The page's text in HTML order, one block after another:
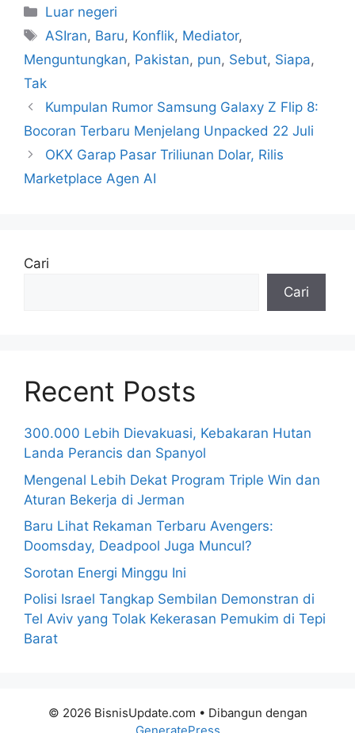
Kategori
Luar negeri
Tag
ASIran, Baru, Konflik, Mediator,
Menguntungkan, Pakistan, pun, Sebut, Siapa,
Tak
Kumpulan Rumor Samsung Galaxy Z Flip 8:
Bocoran Terbaru Menjelang Unpacked 22 Juli
OKX Garap Pasar Triliunan Dolar, Rilis
Marketplace Agen AI
Cari
Cari
Recent Posts
300.000 Lebih Dievakuasi, Kebakaran Hutan
Landa Perancis dan Spanyol
Mengenal Lebih Dekat Program Triple Win dan
Aturan Bekerja di Jerman
Baru Lihat Rekaman Terbaru Avengers:
Doomsday, Deadpool Juga Muncul?
Sorotan Energi Minggu Ini
Polisi Israel Tangkap Sembilan Demonstran di
Tel Aviv yang Tolak Kekerasan Pemukim di Tepi
Barat
© 2026 BisnisUpdate.com • Dibangun dengan